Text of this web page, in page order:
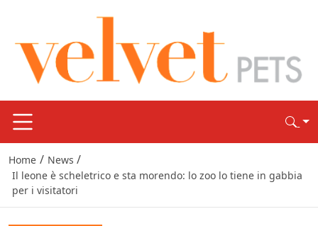
Home / News /
Il leone è scheletrico e sta morendo: lo zoo lo tiene in gabbia
per i visitatori